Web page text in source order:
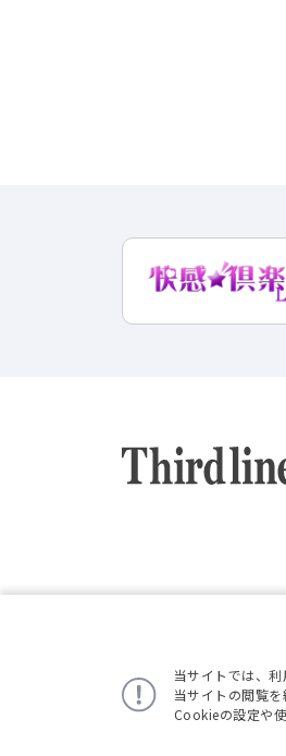
©2022 Thirdlinenext All
当サイトでは、
当サイトの閲覧
Cookieの設定や